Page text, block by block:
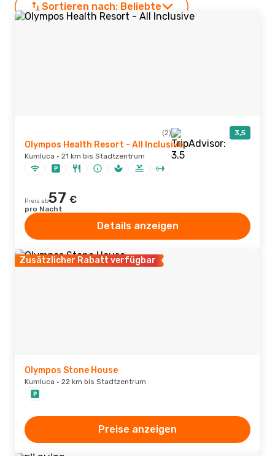
Sortieren nach: Beliebte
(2) 3,5
Olympos Health Resort - All Inclusive
Kumluca · 21 km bis Stadtzentrum
Preis ab57 €
pro Nacht
Details anzeigen
Zusätzlicher Rabatt verfügbar
Olympos Stone House
Kumluca · 22 km bis Stadtzentrum
Preise anzeigen